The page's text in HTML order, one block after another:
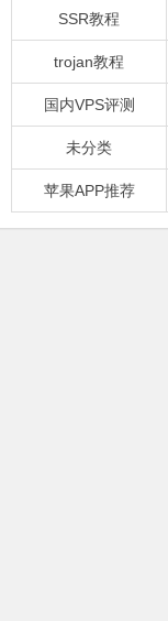
SSR教程
trojan教程
国内VPS评测
未分类
苹果APP推荐